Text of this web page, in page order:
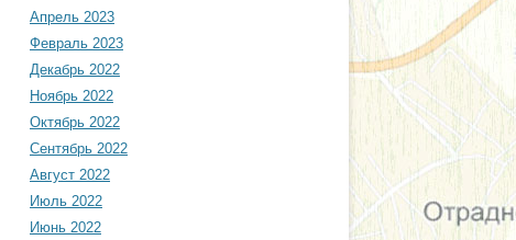
Апрель 2023
Февраль 2023
Декабрь 2022
Ноябрь 2022
Октябрь 2022
Сентябрь 2022
Август 2022
Июль 2022
Июнь 2022